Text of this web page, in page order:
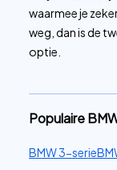
waarmee je
weg, dan is de
optie.
Populaire
BMW 3-serie